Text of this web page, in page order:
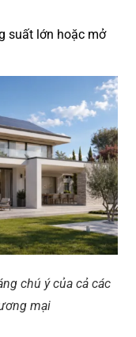
suất lớn hoặc mở
chú ý của cả các
mại